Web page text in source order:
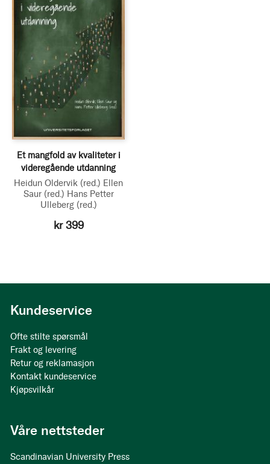
Et mangfold av kvaliteter i
videregående utdanning
Heidun Oldervik (red.) Ellen
Saur (red.) Hans Petter
Ulleberg (red.)
kr 399
Kundeservice
Ofte stilte spørsmål
Frakt og levering
Retur og reklamasjon
Kontakt kundeservice
Kjøpsvilkår
Våre nettsteder
Scandinavian University Press